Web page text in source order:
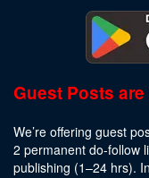
Guest Posts
We’re offering guest
2 permanent do-follow
publishing (1–24 hrs).